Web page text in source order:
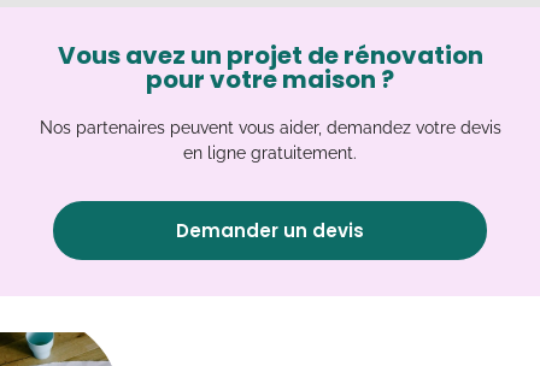
Vous avez un projet de rénovation
pour votre maison ?
Nos partenaires peuvent vous aider, demandez votre devis
en ligne gratuitement.
Demander un devis